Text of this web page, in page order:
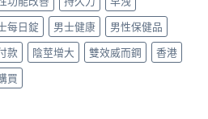
每日錠 男士健康
男性保健品
款 陰莖增大 雙效威而鋼
香港
買